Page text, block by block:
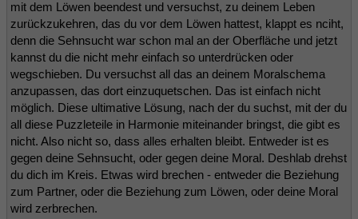
mit dem Löwen beendest und versuchst, zu deinem Leben
zurückzukehren, das du vor dem Löwen hattest, klappt es nciht,
denn die Sehnsucht war schon mal an der Oberfläche und jetzt
kannst du die nicht mehr einfach so unterdrücken oder
wegschieben. Du versuchst all das an deinem Moralschema
anzupassen, das dort einzuquetschen. Das ist einfach nicht
möglich. Diese ultimative Lösung, nach der du suchst, mit der du
all diese Puzzleteile in Harmonie miteinander bringst, die gibt es
nicht. Also nicht so, dass alles erhalten bleibt. Entweder ist es
gegen deine Sehnsucht, oder gegen deine Moral. Deshlab drehst
du dich im Kreis. Etwas wird brechen - entweder die Beziehung
zum Partner, oder die Beziehung zum Löwen, oder deine Moral
wird zerbrechen.